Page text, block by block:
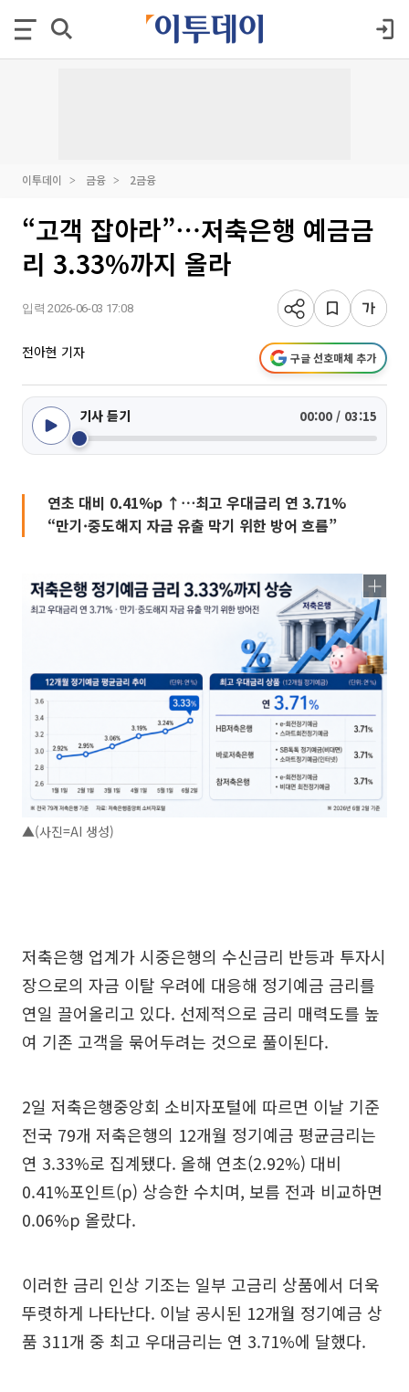
이투데이 금융 2금융
“고객 잡아라”⋯저축은행 예금금
리 3.33%까지 올라
입력 2026-06-03 17:08
전아현 기자 구글 선호매체 추가
기사 듣기 00:00 / 03:15
연초 대비 0.41%p ↑⋯최고 우대금리 연 3.71%
“만기·중도해지 자금 유출 막기 위한 방어 흐름”
▲(사진=AI 생성)
저축은행 업계가 시중은행의 수신금리 반등과 투자시
장으로의 자금 이탈 우려에 대응해 정기예금 금리를
연일 끌어올리고 있다. 선제적으로 금리 매력도를 높
여 기존 고객을 묶어두려는 것으로 풀이된다.
2일 저축은행중앙회 소비자포털에 따르면 이날 기준
전국 79개 저축은행의 12개월 정기예금 평균금리는
연 3.33%로 집계됐다. 올해 연초(2.92%) 대비
0.41%포인트(p) 상승한 수치며, 보름 전과 비교하면
0.06%p 올랐다.
이러한 금리 인상 기조는 일부 고금리 상품에서 더욱
뚜렷하게 나타난다. 이날 공시된 12개월 정기예금 상
품 311개 중 최고 우대금리는 연 3.71%에 달했다.